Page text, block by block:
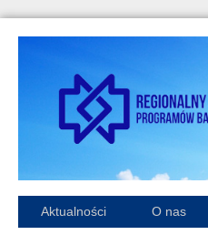
Aktualności O nas